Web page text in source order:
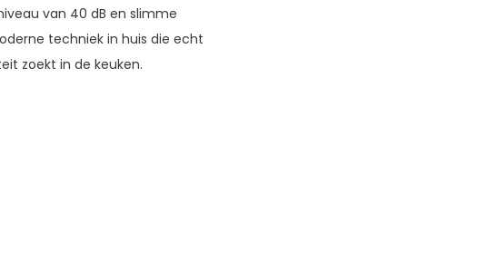
van 40 dB en slimme
techniek in huis die echt
zoekt in de keuken.
voor grote borden en hoge
rackMatic verstel je de